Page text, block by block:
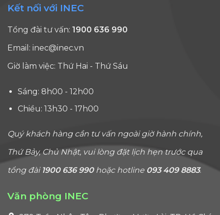
Kết nối với INEC
Tổng đài tư vấn: 1900 636 990
Email: inec@inec.vn
Giờ làm việc: Thứ Hai - Thứ Sáu
Sáng: 8h00 - 12h00
Chiều: 13h30 - 17h00
Quý khách hàng cần tư vấn ngoài giờ hành chính,
Thứ Bảy, Chủ Nhật, vui lòng đặt lịch hẹn trước qua
tổng đài 1900 636 990hoặc hotline 093 409 8883.
Văn phòng INEC